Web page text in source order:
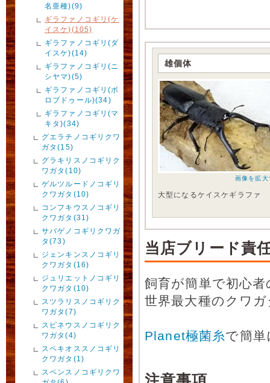
名亜種)(9)
ギラファノコギリ(ケ
イスケ)(105)
ギラファノコギリ(ダ
イスケ)(14)
ギラファノコギリ(ニ
シヤマ)(5)
ギラファノコギリ(ボ
ロブドゥール)(34)
ギラファノコギリ(マ
キタ)(34)
グエラチノコギリクワ
ガタ(15)
グラキリスノコギリク
ワガタ(10)
ゲルツルードノコギリ
クワガタ(10)
コンフキウスノコギリ
クワガタ(31)
サバゲノコギリクワガ
タ(73)
ジェンキンスノコギリ
クワガタ(16)
ジュリエットノコギリ
クワガタ(10)
スツラリスノコギリク
ワガタ(7)
スピネウスノコギリク
ワガタ(4)
スペキオススノコギリ
クワガタ(1)
スペンスノコギリクワ
雄個体
画像を拡大
大型になるケイスケギラファ
当店ブリード責
飼育が簡単で初心
世界最大種のクワ
Planet極菌糸で簡